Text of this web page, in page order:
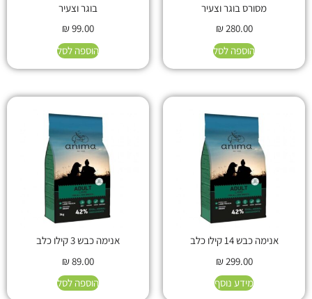
מסורס בוגר וצעיר
₪280.00
הוספה לסל
בוגר וצעיר
₪99.00
הוספה לסל
אנימה כבש 14 קילו כלב
₪299.00
מידע נוסף
אנימה כבש 3 קילו כלב
₪89.00
הוספה לסל